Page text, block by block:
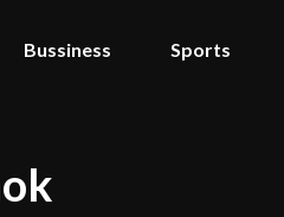
Bussiness Sports